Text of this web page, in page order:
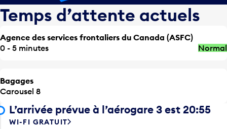
Temps d’attente actuels
Agence des services frontaliers du Canada (ASFC)
0 - 5 minutes
Normal
Bagages
Carousel 8
L’arrivée prévue à l’aérogare 3 est 20:55
WI-FI GRATUIT